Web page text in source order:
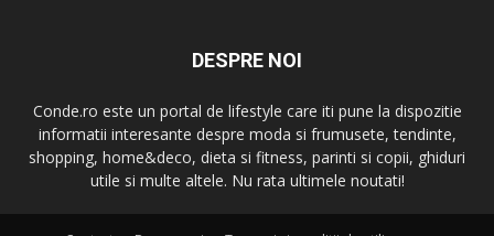
DESPRE NOI
Conde.ro este un portal de lifestyle care iti pune la dispozitie
informatii interesante despre moda si frumusete, tendinte,
shopping, home&deco, dieta si fitness, parinti si copii, ghiduri
utile si multe altele. Nu rata ultimele noutati!